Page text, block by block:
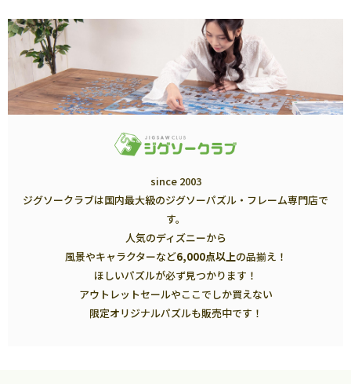
since 2003
ジグソークラブは国内最大級のジグソーパズル・フレーム専門店で
す。
人気のディズニーから
風景やキャラクターなど6,000点以上の品揃え！
ほしいパズルが必ず見つかります！
アウトレットセールやここでしか買えない
限定オリジナルパズルも販売中です！